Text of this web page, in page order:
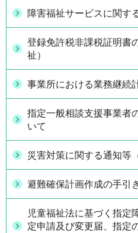
障害福祉サービスに関す
登録免許税非課税証明書
祉）
事業所における業務継続
指定一般相談支援事業者
いて
災害対策に関する通知等
避難確保計画作成の手引
児童福祉法に基づく指定
定申請及び変更届、指定